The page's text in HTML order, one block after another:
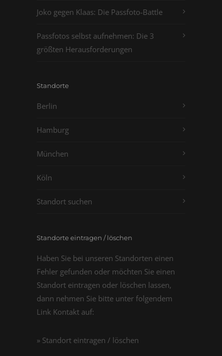
Joko gegen Klaas: Die Passfoto-Battle
Passfotos selbst aufnehmen: Die 3
größten Herausforderungen
Standorte
Berlin
Hamburg
München
Köln
Standort suchen
Standorte eintragen / löschen
Haben Sie bei unseren Standorten einen
Fehler gefunden oder möchten Sie einen
Standort eintragen oder löschen lassen,
dann nehmen Sie bitte unter folgendem
Link Kontakt auf:
» Standort eintragen / löschen